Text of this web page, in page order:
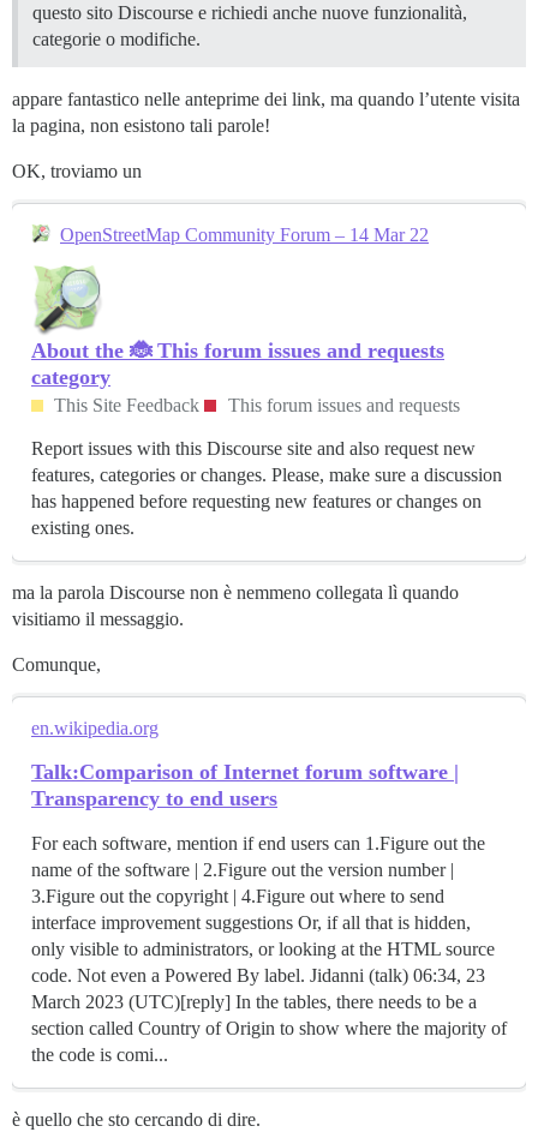
questo sito Discourse e richiedi anche nuove funzionalità,
categorie o modifiche.
appare fantastico nelle anteprime dei link, ma quando l’utente visita
la pagina, non esistono tali parole!
OK, troviamo un
OpenStreetMap Community Forum – 14 Mar 22
About the 🐞 This forum issues and requests
category
This Site Feedback This forum issues and requests
Report issues with this Discourse site and also request new
features, categories or changes. Please, make sure a discussion
has happened before requesting new features or changes on
existing ones.
ma la parola Discourse non è nemmeno collegata lì quando
visitiamo il messaggio.
Comunque,
en.wikipedia.org
Talk:Comparison of Internet forum software |
Transparency to end users
For each software, mention if end users can 1.Figure out the
name of the software | 2.Figure out the version number |
3.Figure out the copyright | 4.Figure out where to send
interface improvement suggestions Or, if all that is hidden,
only visible to administrators, or looking at the HTML source
code. Not even a Powered By label. Jidanni (talk) 06:34, 23
March 2023 (UTC)[reply] In the tables, there needs to be a
section called Country of Origin to show where the majority of
the code is comi...
è quello che sto cercando di dire.